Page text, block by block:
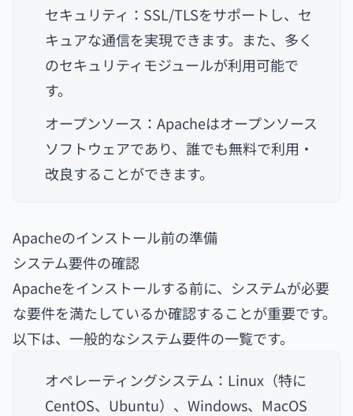
セキュリティ：SSL/TLSをサポートし、セ
キュアな通信を実現できます。また、多く
のセキュリティモジュールが利用可能で
す。
オープンソース：Apacheはオープンソース
ソフトウェアであり、誰でも無料で利用・
改良することができます。
Apacheのインストール前の準備
システム要件の確認
Apacheをインストールする前に、システムが必要
な要件を満たしているか確認することが重要です。
以下は、一般的なシステム要件の一覧です。
オペレーティングシステム：Linux（特に
CentOS、Ubuntu）、Windows、MacOS